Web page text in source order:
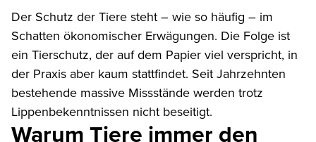
Der Schutz der Tiere steht – wie so häufig – im
Schatten ökonomischer Erwägungen. Die Folge ist
ein Tierschutz, der auf dem Papier viel verspricht, in
der Praxis aber kaum stattfindet. Seit Jahrzehnten
bestehende massive Missstände werden trotz
Lippenbekenntnissen nicht beseitigt.
Warum Tiere immer den